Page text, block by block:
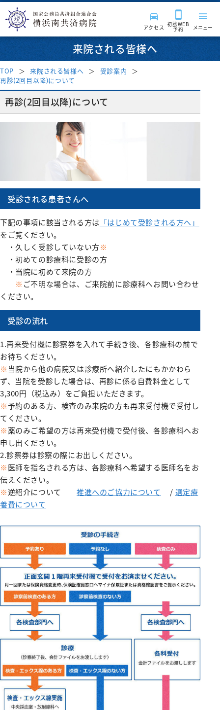
アクセス 初診WEB
予約 メニュー
アクセス フロアマップ
お問い合わせ
総合案内
サイトマップ
個人情報保護方針・診療記録など開示
来院される皆様へ
はじめて受診される方
再診の方
セカンドオピニオン外来
お薬のご案内
相談窓口
入院・面会
入院のご案内
入院費用について
個室のご案内
面会・お見舞いについて
お見舞いメール
病院施設・設備
施設紹介
医療設備紹介
がん診療について
医師検索
外来医師担当表
人間ドック
交通・アクセス
フロアマップ
ご意見箱（みなさまの声）
血液内科
脳神経内科
腎臓高血圧内科
内分泌代謝内科
膠原病リウマチ内科
精神科
小児科
緩和支持療法科
透析センター
循環器内科
心臓血管外科
外科・消化器外科
乳腺外科
呼吸器外科
整形外科
形成美容外科
脳神経外科
産婦人科
出産のご案内（産科）
眼科
耳鼻咽喉科
放射線科
歯科口腔外科
リハビリテーション科
麻酔科
救急科
診療サポート部門
臨床検査科
薬剤科
病理診断科
化学療法室
ME科
栄養科
臨床研究センター
看護部
健康管理センター
地域医療連携
相談窓口
チーム医療活動
緩和ケアチーム
栄養サポートチーム
感染制御チーム
褥瘡対策チーム
口腔ケア・摂食嚥下サポートチーム
退院支援チーム
心臓リハビリテーションチーム
排尿ケアチーム
外来医師担当表
理念・基本方針
病院指針
病院概要
施設紹介
医療設備紹介
病院指標
病院医療機能評価機構認定病院
院内ボランティア活動について
みなみ健康セミナー
市民公開講座
広報誌『ともに』
みなみコミュニティ
医療関係者の方へ
地域医療連携
医師検索
緩和ケア病棟について（医療関係者向け）
臨床研修のご案内
初期研修医向けの病院見学
各種データ
病院見学・お問い合わせフォーム
後期臨床研修プログラムのご案内
初期臨床研修プログラムのご案内
地域医療支援病院の講演会・研修会
連携登録医専用ページ（ログイン）
Doctorのミカタ『コラム』
採用情報
来院される皆様へ
TOP 来院される皆様へ
受診案内
再診(2回目以降)について
再診(2回目以降)について
受診される患者さんへ
下記の事項に該当される方は 「はじめて受診される方へ」
をご覧ください。
・久しく受診していない方※
・初めての診療科に受診の方
・当院に初めて来院の方
※ ご不明な場合は、ご来院前に診療科へお問い合わせ
ください。
受診の流れ
1.再来受付機に診察券を入れて手続き後、各診療科の前で
お待ちください。
※ 当院から他の病院又は診療所へ紹介したにもかかわら
ず、当院を受診した場合は、再診に係る自費料金として
3,300円（税込み）をご負担いただきます。
※予約のある方、検査のみ来院の方も再来受付機で受付し
てください。
※薬のみご希望の方は再来受付機で受付後、各診療科へお
申し出ください。
2.診察券は診察の際にお出しください。
※医師を指名される方は、各診療科へ希望する医師名をお
伝えください。
※逆紹介について推進へのご協力について / 選定療
養費について